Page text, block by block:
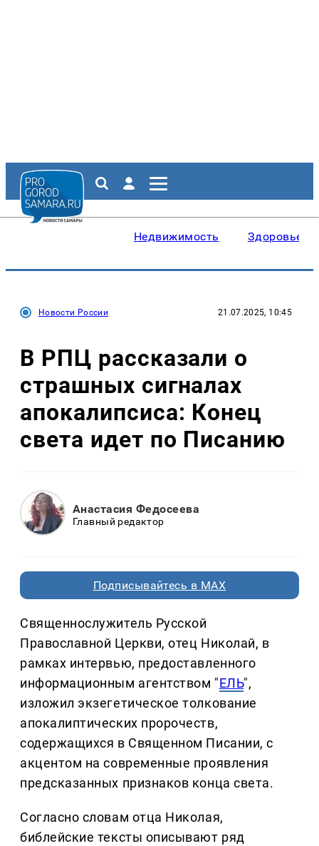
Недвижимость Здоровье
Новости России 21.07.2025, 10:45
В РПЦ рассказали о
страшных сигналах
апокалипсиса: Конец
света идет по Писанию
Анастасия Федосеева
Главный редактор
Подписывайтесь в MAX
Священнослужитель Русской
Православной Церкви, отец Николай, в
рамках интервью, предоставленного
информационным агентством "ЕЛЬ",
изложил экзегетическое толкование
апокалиптических пророчеств,
содержащихся в Священном Писании, с
акцентом на современные проявления
предсказанных признаков конца света.
Согласно словам отца Николая,
библейские тексты описывают ряд